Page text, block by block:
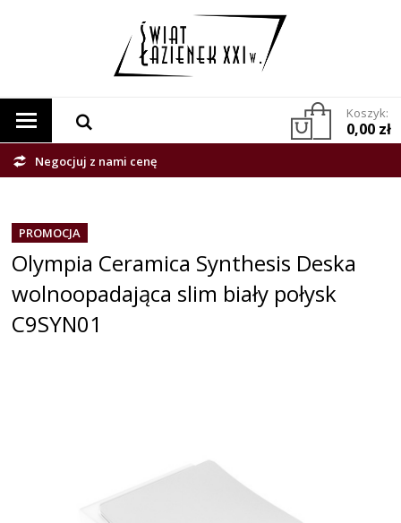
Koszyk:
0,00 zł
Negocjuj z nami cenę
PROMOCJA
Olympia Ceramica Synthesis Deska
wolnoopadająca slim biały połysk
C9SYN01